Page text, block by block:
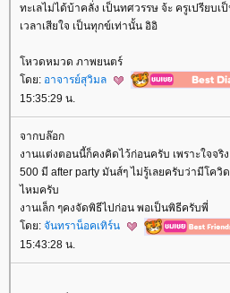
ทะเลไม่ได้บ้าคลั่ง เป็นทศวรรษ จ้ะ ครูเปรียบ
เวลาเสียใจ เป็นทุกข์เท่านั้น อิอิ
หวดหมวด ภาพยนตร์
ดย: อาจารย์สุวิมล
15:35:29 น.
จากบล๊อก
งานแต่งตอนนี้ก็คงคิดไว้ก่อนครับ เพราะใจจริ
500 มี after party มันส์ๆ ไม่รู้เลยครับว่ามีโค
ไหมครับ
งานเล็ก ๆคงจัดพิธีไปก่อน พอเป็นพิธีครับพี่
ดย: จันทราน็อคเทิร์น
15:43:28 น.